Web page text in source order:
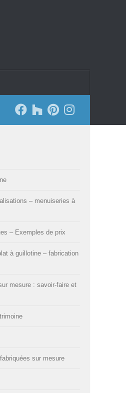
– menuiseries à
– Exemples de prix
à guillotine – fabrication
mesure : savoir-faire et
sur mesure